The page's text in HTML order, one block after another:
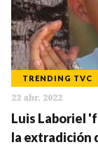
TRENDING TVC
22 abr. 2022
Luis Laboriel
la extradición